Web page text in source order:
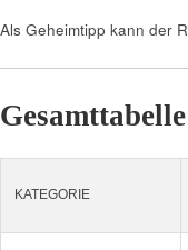
Als Geheimtipp kann der
KATEGORIE